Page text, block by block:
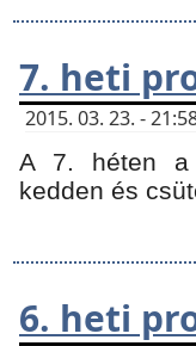
7. heti
2015. 03. 23. -
A 7. héten a
kedden és
6. heti